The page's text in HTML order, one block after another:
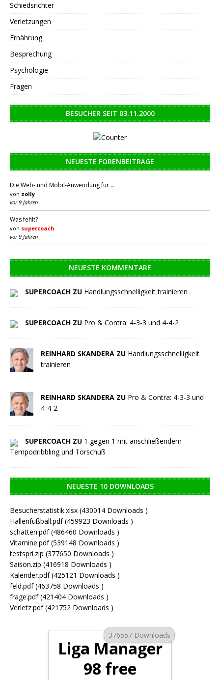
Schiedsrichter
Verletzungen
Ernährung
Besprechung
Psychologie
Fragen
BESUCHER SEIT 03.11.2000
NEUESTE FORENBEITRÄGE
Die Web- und Mobil-Anwendung für …
von zolly
vor 9 Jahren
Was fehlt?
von supercoach
vor 9 Jahren
NEUESTE KOMMENTARE
SUPERCOACH ZU Handlungsschnelligkeit trainieren
SUPERCOACH ZU Pro & Contra: 4-3-3 und 4-4-2
REINHARD SKANDERA ZU Handlungsschnelligkeit
trainieren
REINHARD SKANDERA ZU Pro & Contra: 4-3-3 und
4-4-2
SUPERCOACH ZU 1 gegen 1 mit anschließendem
Tempodribbling und Torschuß
NEUESTE 10 DOWNLOADS
Besucherstatistik.xlsx (430014 Downloads )
Hallenfußball.pdf (459923 Downloads )
schatten.pdf (486460 Downloads )
Vitamine.pdf (539148 Downloads )
testspri.zip (377650 Downloads )
Saison.zip (416918 Downloads )
Kalender.pdf (425121 Downloads )
feld.pdf (463758 Downloads )
frage.pdf (421404 Downloads )
Verletz.pdf (421752 Downloads )
376557 Downloads
Liga Manager
98 free